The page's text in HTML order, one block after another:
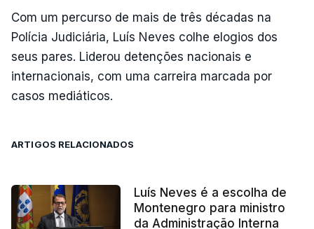
Com um percurso de mais de três décadas na
Polícia Judiciária, Luís Neves colhe elogios dos
seus pares. Liderou detenções nacionais e
internacionais, com uma carreira marcada por
casos mediáticos.
ARTIGOS RELACIONADOS
Luís Neves é a escolha de
Montenegro para ministro
da Administração Interna